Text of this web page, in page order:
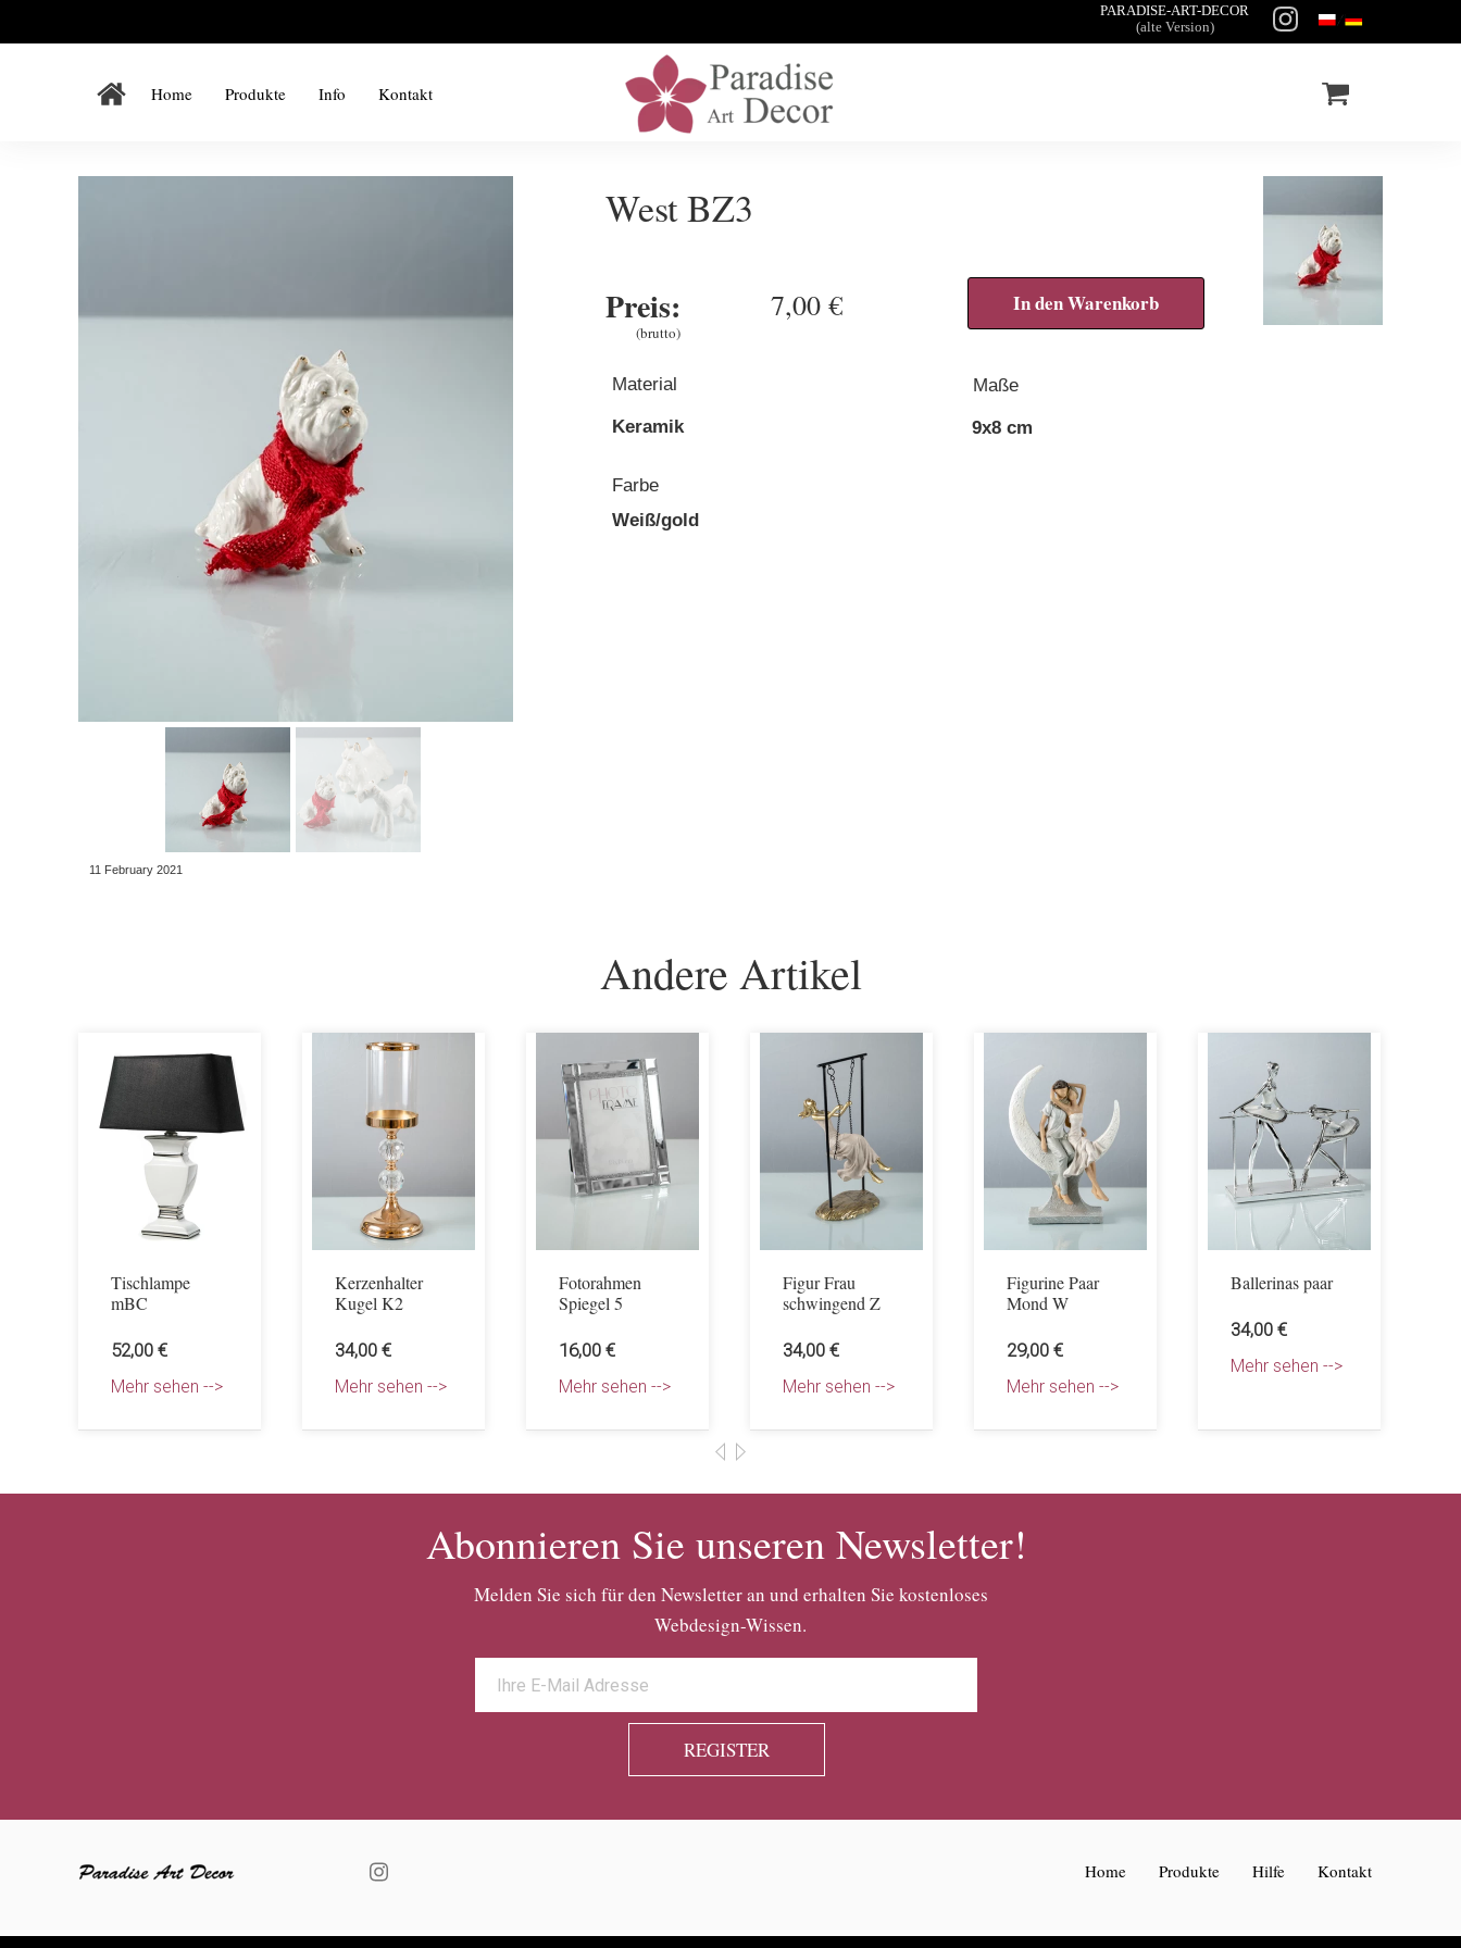
Home Produkte Hilfe Kontakt
REGISTER
Melden Sie sich für den Newsletter an und erhalten Sie kostenloses
Webdesign-Wissen.
Abonnieren Sie unseren Newsletter!
Home Produkte Info Kontakt
PARADISE-ART-DECOR
(alte Version)
7,00 €
Keramik
Material Maße
Preis:
(brutto)
In den Warenkorb
9x8 cm
Weiß/gold
Farbe
West BZ3
11 February 2021
Tischlampe
mBC
52,00 €
Mehr sehen -->
Kerzenhalter
Kugel K2
34,00 €
Mehr sehen -->
Fotorahmen
Spiegel 5
16,00 €
Mehr sehen -->
Figur Frau
schwingend Z
34,00 €
Mehr sehen -->
Figurine Paar
Mond W
29,00 €
Mehr sehen -->
Ballerinas paar
34,00 €
Mehr sehen -->
Andere Artikel